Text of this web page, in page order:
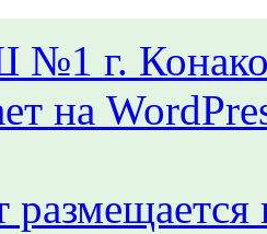
г.
на
размещается